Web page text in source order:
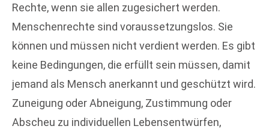
Rechte, wenn sie allen zugesichert werden.
Menschenrechte sind voraussetzungslos. Sie
können und müssen nicht verdient werden. Es gibt
keine Bedingungen, die erfüllt sein müssen, damit
jemand als Mensch anerkannt und geschützt wird.
Zuneigung oder Abneigung, Zustimmung oder
Abscheu zu individuellen Lebensentwürfen,